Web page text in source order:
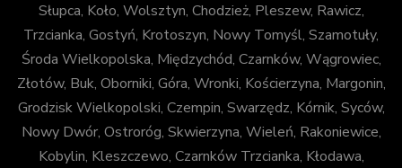
Słupca, Koło, Wolsztyn, Chodzież, Pleszew, Rawicz,
Trzcianka, Gostyń, Krotoszyn, Nowy Tomyśl, Szamotuły,
Środa Wielkopolska, Międzychód, Czarnków, Wągrowiec,
Złotów, Buk, Oborniki, Góra, Wronki, Kościerzyna, Margonin,
Grodzisk Wielkopolski, Czempin, Swarzędz, Kórnik, Syców,
Nowy Dwór, Ostroróg, Skwierzyna, Wieleń, Rakoniewice,
Kobylin, Kleszczewo, Czarnków Trzcianka, Kłodawa,